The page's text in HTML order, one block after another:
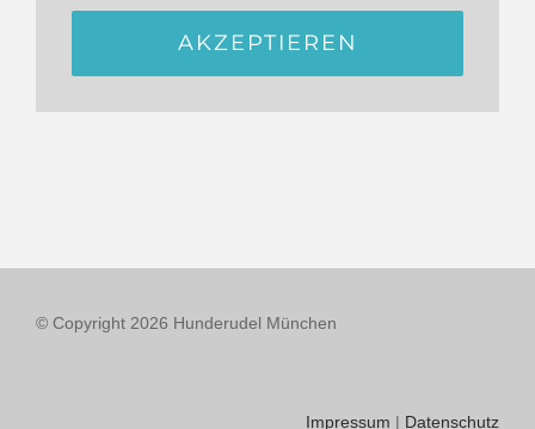
AKZEPTIEREN
© Copyright 2026 Hunderudel München
Impressum | Datenschutz